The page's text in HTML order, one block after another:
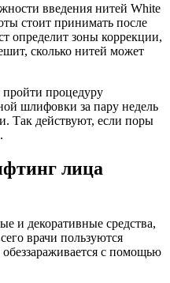
введения нитей White
стоит принимать после
определит зоны коррекции,
сколько нитей может
процедуру
шлифовки за пару недель
Так действуют, если поры
лица
и декоративные средства,
врачи пользуются
с помощью